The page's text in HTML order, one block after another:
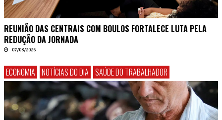
REUNIÃO DAS CENTRAIS COM BOULOS FORTALECE LUTA PELA
REDUÇÃO DA JORNADA
07/08/2026
ECONOMIA NOTÍCIAS DO DIA SAÚDE DO TRABALHADOR